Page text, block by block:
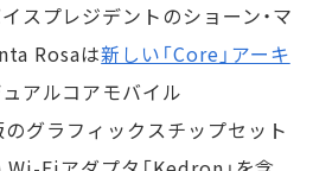
スプレジデントのショーン・マ
Rosaは新しい「Core」アーキ
アルコアモバイル
のグラフィックスチップセット